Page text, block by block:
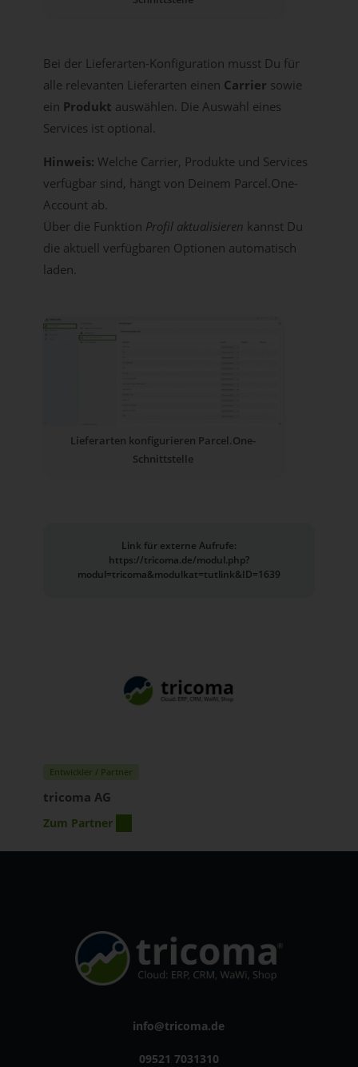
Bei der Lieferarten-Konfiguration musst Du für
alle relevanten Lieferarten einen Carrier sowie
ein Produkt auswählen. Die Auswahl eines
Services ist optional.
Hinweis: Welche Carrier, Produkte und Services
verfügbar sind, hängt von Deinem Parcel.One-
Account ab.
Über die Funktion Profil aktualisieren kannst Du
die aktuell verfügbaren Optionen automatisch
laden.
Lieferarten konfigurieren Parcel.One-
Schnittstelle
Link für externe Aufrufe:
https://tricoma.de/modul.php?
modul=tricoma&modulkat=tutlink&ID=1639
Entwickler / Partner
tricoma AG
Zum Partner
info@tricoma.de
09521 7031310